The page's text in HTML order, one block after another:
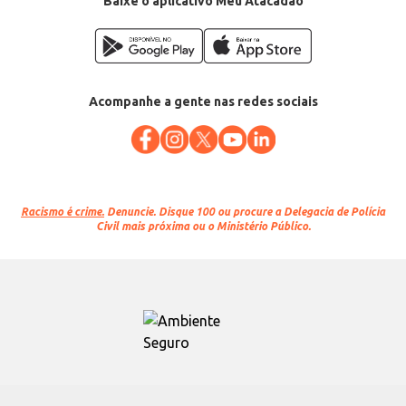
Acompanhe a gente nas redes sociais
Racismo é crime. Denuncie. Disque 100 ou procure a Delegacia de Polícia
Civil mais próxima ou o Ministério Público.